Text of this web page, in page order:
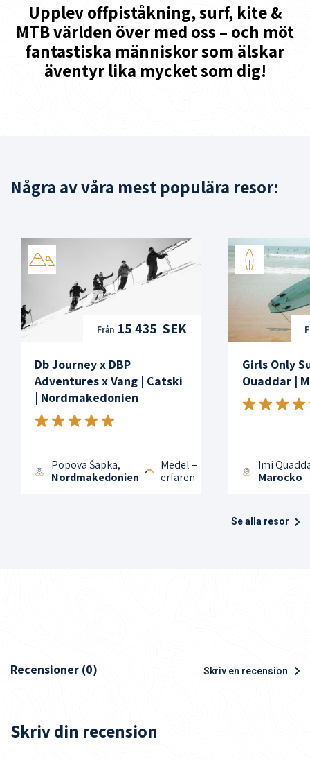
Upplev offpiståkning, surf, kite &
MTB världen över med oss – och möt
fantastiska människor som älskar
äventyr lika mycket som dig!
Några av våra mest populära resor:
Från 15 435 SEK
Db Journey x DBP
Adventures x Vang | Catski
| Nordmakedonien
Popova Šapka,
Nordmakedonien
Medel –
erfaren
Girls Only
Ouaddar |
Imi
Marocko
Se alla resor
Recensioner (0) Skriv en recension
Skriv din recension